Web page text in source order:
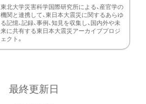
東北大学災害科学国際研究所による、産官学の
機関と連携して、東日本大震災に関するあらゆ
る記憶、記録、事例、知見を収集し、国内外や未
来に共有する東日本大震災アーカイブプロジ
ェクト。
最終更新日